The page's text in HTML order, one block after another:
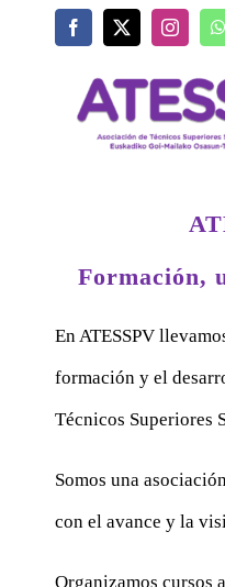
Formación,
En ATESSPV
formación y el
Técnicos Superiores
Somos una
con el avance y la
Organizamos cursos